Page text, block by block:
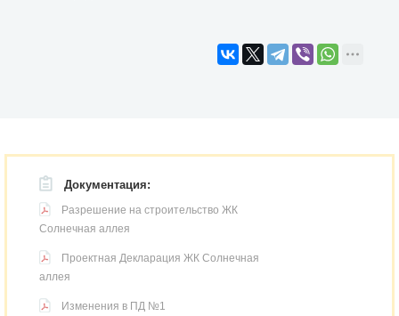
Документация:
Разрешение на строительство ЖК
Солнечная аллея
Проектная Декларация ЖК Солнечная
аллея
Изменения в ПД №1